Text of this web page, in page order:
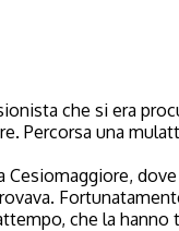
che si era
Percorsa una
che la hanno